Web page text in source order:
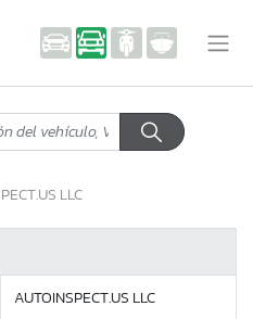
LLC
AUTOINSPECT.US LLC